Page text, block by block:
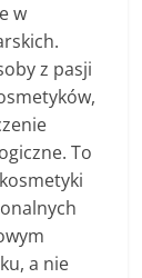
w
z pasji
To
a nie